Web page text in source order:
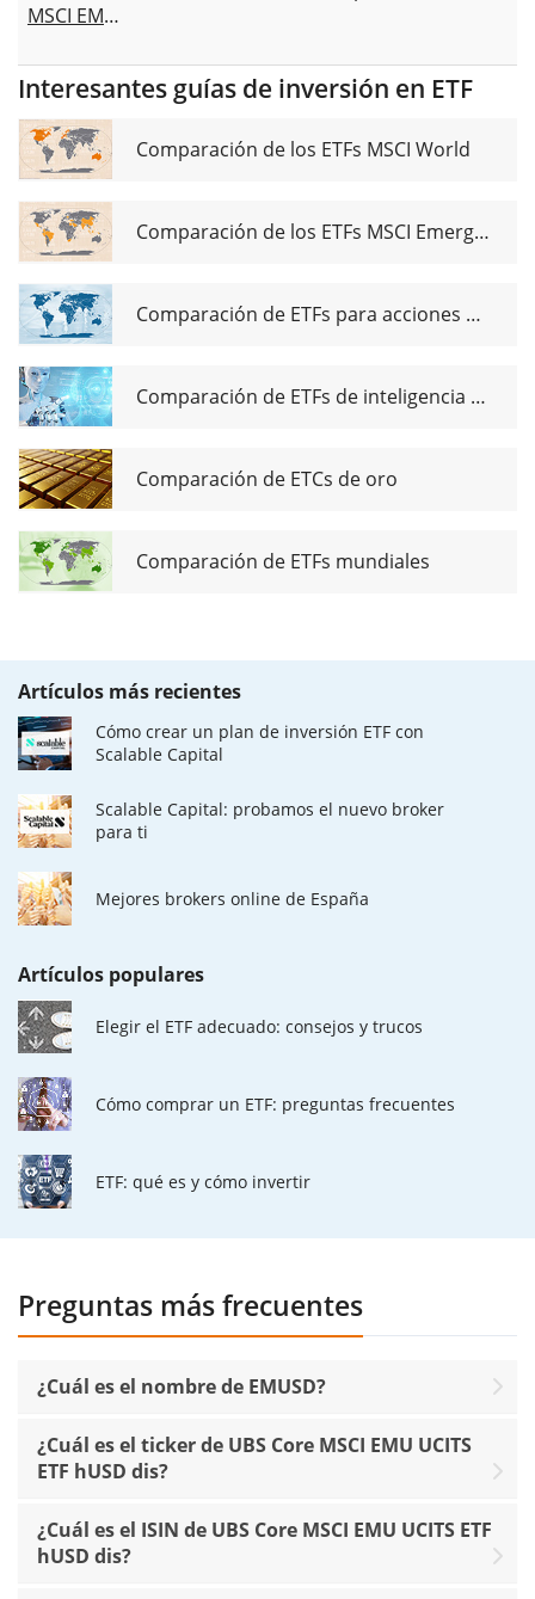
MSCI EMU
Hedged
UCITS ETF
(Acc)
Interesantes guías de inversión en ETF
Comparación de los ETFs MSCI World
Comparación de los ETFs MSCI Emerging Markets
Comparación de ETFs para acciones de dividendos globales
Comparación de ETFs de inteligencia artificial
Comparación de ETCs de oro
Comparación de ETFs mundiales
Artículos más recientes
Cómo crear un plan de inversión ETF con
Scalable Capital
Scalable Capital: probamos el nuevo broker
para ti
Mejores brokers online de España
Artículos populares
Elegir el ETF adecuado: consejos y trucos
Cómo comprar un ETF: preguntas frecuentes
ETF: qué es y cómo invertir
Preguntas más frecuentes
¿Cuál es el nombre de EMUSD?
¿Cuál es el ticker de UBS Core MSCI EMU UCITS
ETF hUSD dis?
¿Cuál es el ISIN de UBS Core MSCI EMU UCITS ETF
hUSD dis?